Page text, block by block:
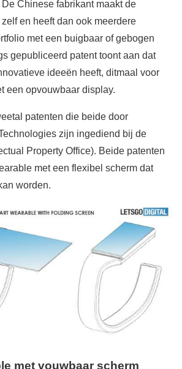
Chinese fabrikant maakt de
en heeft dan ook meerdere
met een buigbaar of gebogen
gepubliceerd patent toont aan dat
ideeën heeft, ditmaal voor
een opvouwbaar display.
patenten die beide door
zijn ingediend bij de
Property Office). Beide patenten
met een flexibel scherm dat
worden.
met vouwbaar scherm